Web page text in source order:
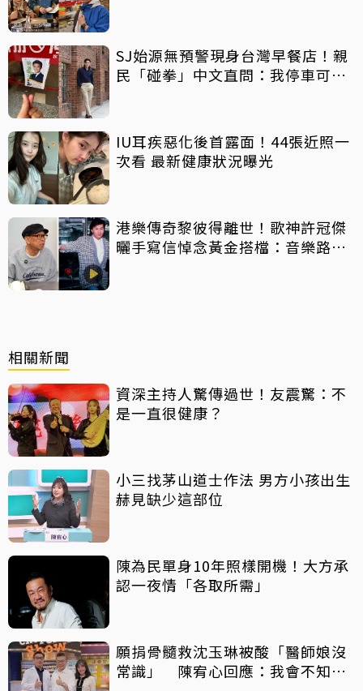
SJ始源無預警現身台灣早餐店！親
民「碰拳」中文直問：我停車可以
IU耳疾惡化後首露面！44張近照一
次看 最新健康狀況曝光
港樂傳奇黎彼得離世！歌神許冠傑
曬手寫信悼念黃金搭檔：音樂路上
相關新聞
資深主持人驚傳過世！友震驚：不
是一直很健康？
小三找茅山道士作法 男方小孩出生
赫見缺少這部位
陳為民單身10年照樣開機！大方承
認一夜情「各取所需」
願捐骨髓救沈玉琳被酸「醫師娘沒
常識」 陳宥心回應：我會不知